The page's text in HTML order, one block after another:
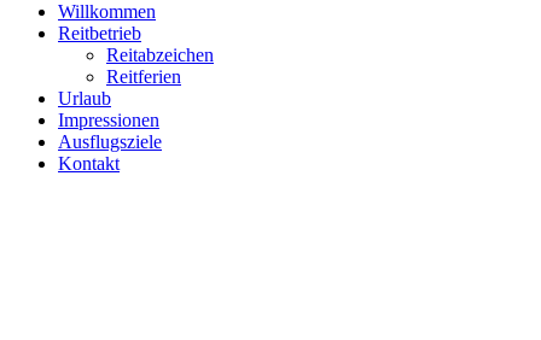
Willkommen
Reitbetrieb
Reitabzeichen
Reitferien
Urlaub
Impressionen
Ausflugsziele
Kontakt